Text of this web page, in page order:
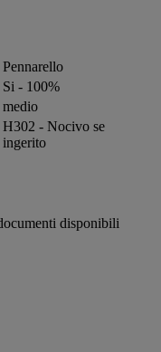
Pennarello
Si - 100%
medio
H302 - Nocivo se
ingerito
disponibili